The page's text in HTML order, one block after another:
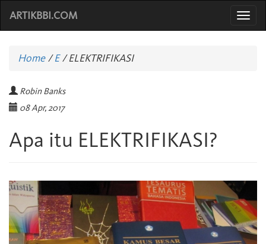
ARTIKBBI.COM
Home/E /ELEKTRIFIKASI
Robin Banks
08 Apr, 2017
Apa itu ELEKTRIFIKASI?